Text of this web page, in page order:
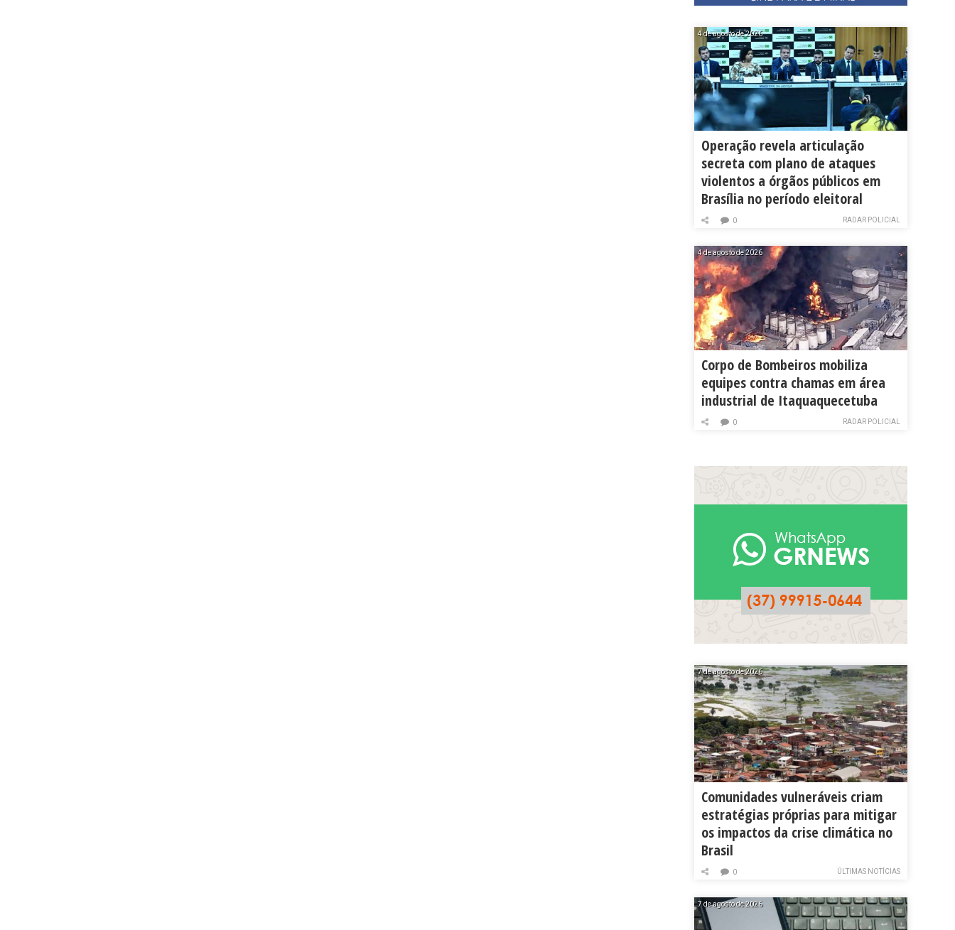
4 de agosto de 2026
Operação revela articulação
secreta com plano de ataques
violentos a órgãos públicos em
Brasília no período eleitoral
RADAR POLICIAL
0
4 de agosto de 2026
Corpo de Bombeiros mobiliza
equipes contra chamas em área
industrial de Itaquaquecetuba
RADAR POLICIAL
0
7 de agosto de 2026
Comunidades vulneráveis criam
estratégias próprias para mitigar
os impactos da crise climática no
Brasil
ÚLTIMAS NOTÍCIAS
0
7 de agosto de 2026